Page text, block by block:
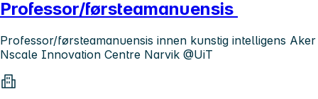
Professor/førsteamanuensis
Professor/førsteamanuensis innen kunstig intelligens Aker
Nscale Innovation Centre Narvik @UiT